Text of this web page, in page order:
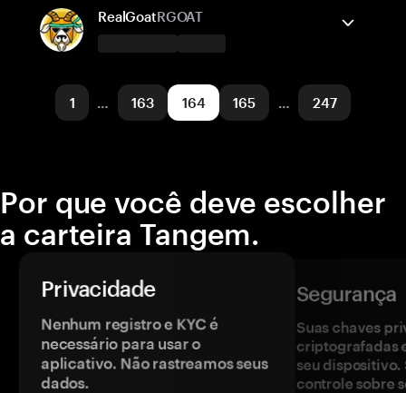
TRON
Enviar/Receber Comprar
Polygon POS
RealGoatRGOAT
Enviar/Receber Comprar
1 … 163 164 165 … 247
Por que você deve escolher
a carteira Tangem.
Privacidade
Nenhum registro e KYC é
necessário para usar o
aplicativo. Não rastreamos seus
dados.
Segurança
Suas chaves
criptografadas
seu dispositivo.
controle sobre